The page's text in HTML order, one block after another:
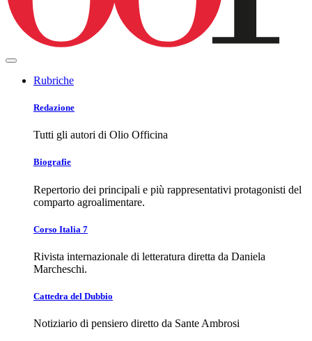
Rubriche
Redazione
Tutti gli autori di Olio Officina
Biografie
Repertorio dei principali e più rappresentativi protagonisti del
comparto agroalimentare.
Corso Italia 7
Rivista internazionale di letteratura diretta da Daniela
Marcheschi.
Cattedra del Dubbio
Notiziario di pensiero diretto da Sante Ambrosi